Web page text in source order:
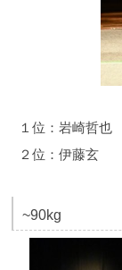
１位：岩崎哲也
２位：伊藤玄
~90kg